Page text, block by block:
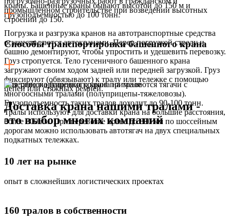
краны. Башенные краны бывают высотой до 150 м и
грузоподъемностью до 100 тонн.
промышленном строительстве при возведении высотных
строений до 150.
Погрузка и разгрузка кранов на автотранспортные средства
осуществляются автокранами. Перед погрузкой стрелу и
башню демонтируют, чтобы упростить и удешевить перевозку.
Груз стропуется. Тело гусеничного башенного крана
загружают своим ходом задней или передней загрузкой. Груз
фиксируют (обвязывают) к тралу или тележке с помощью
цепей или стяжных ремней.
Способы транспортировки башенного крана
Для транспортировки кранов применяются тягачи с
многоосными тралами (полуприцепы-тяжеловозы).
Грузоподъемность таких тралов доходит до 90-100 тонн.
Тралы используют для доставки крана на большие расстояния,
более 800 км. При перевозке крана до 800 км по шоссейным
дорогам можно использовать автотягач на двух специальных
подкатных тележках.
Доставка крана нашими тралами -
это выбор многих компаний
10 лет на рынке
опыт в сложнейших логистических проектах
160 тралов в собственности